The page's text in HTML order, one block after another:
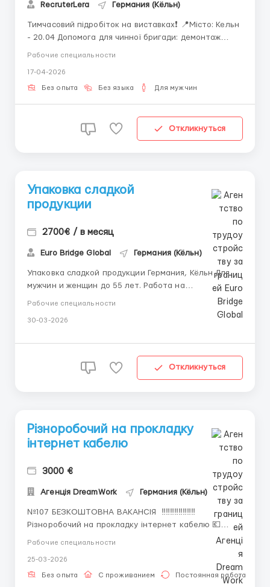
RecruterLera Германия (Кёльн)
Тимчасовий підробіток на виставках❗ 📍Місто: Кельн
- 20.04 Допомога для чинної бригади: демонтаж
стенду на виставці 💶 Оплата: 60 ​​€ на день 📩
WhatsApp) ...
Рабочие специальности
17-04-2026
Без опыта Без языка Для мужчин
Откликнуться
Упаковка сладкой
продукции
2700€ / в месяц
Euro Bridge Global Германия (Кёльн)
Упаковка сладкой продукции Германия, Кёльн Для
мужчин и женщин до 55 лет. Работа на
производстве: упаковка пончиков и маффинов,
контроль качества, укладка коробок, помощь на
линии. Что по условиям: 14 евро в час 10–12 часов за
Рабочие специальности
30-03-2026
Откликнуться
Різноробочий на прокладку
інтернет кабелю
3000 €
Агенція DreamWork Германия (Кёльн)
№107 БЕЗКОШТОВНА ВАКАНСІЯ ‼️‼️‼️‼️‼️‼️‼️‼️
Різноробочий на прокладку інтернет кабелю 💶
Заробітна плата: 11 євро/год. (Чистими) 🏠Житло -
одяг дають! ✅ОБОВ'ЯЗКИ: *Прокладання мережних
кабелів на будівництві за певними маршрутами *...
Рабочие специальности
25-03-2026
Без опыта С проживанием Постоянная работа